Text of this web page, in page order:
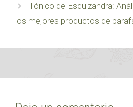
Tónico de Esquizandra:
los mejores productos de